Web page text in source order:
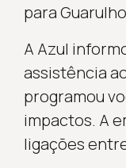
para
A Azul
assistência
programou
impactos. A
ligações